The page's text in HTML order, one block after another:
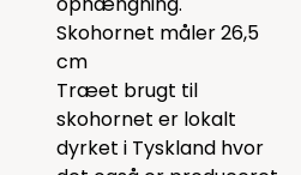
Skohornet måler 26,5
cm
Træet brugt til
skohornet er lokalt
dyrket i Tyskland hvor